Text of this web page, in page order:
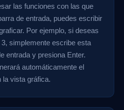
las funciones con las que
de entrada, puedes escribir
Por ejemplo, si deseas
simplemente escribe esta
entrada y presiona Enter.
automáticamente el
la vista gráfica.